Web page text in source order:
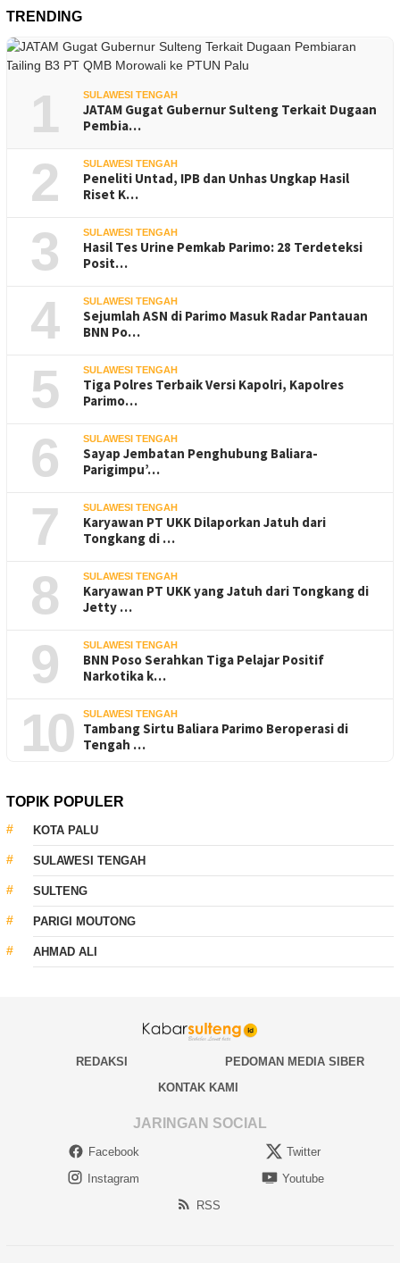
TRENDING
1 SULAWESI TENGAH
JATAM Gugat Gubernur Sulteng Terkait Dugaan
Pembia…
2 SULAWESI TENGAH
Peneliti Untad, IPB dan Unhas Ungkap Hasil
Riset K…
3 SULAWESI TENGAH
Hasil Tes Urine Pemkab Parimo: 28 Terdeteksi
Posit…
4 SULAWESI TENGAH
Sejumlah ASN di Parimo Masuk Radar Pantauan
BNN Po…
5 SULAWESI TENGAH
Tiga Polres Terbaik Versi Kapolri, Kapolres
Parimo…
6 SULAWESI TENGAH
Sayap Jembatan Penghubung Baliara-
Parigimpu’…
7 SULAWESI TENGAH
Karyawan PT UKK Dilaporkan Jatuh dari
Tongkang di …
8 SULAWESI TENGAH
Karyawan PT UKK yang Jatuh dari Tongkang di
Jetty …
9 SULAWESI TENGAH
BNN Poso Serahkan Tiga Pelajar Positif
Narkotika k…
10 SULAWESI TENGAH
Tambang Sirtu Baliara Parimo Beroperasi di
Tengah …
TOPIK POPULER
KOTA PALU
SULAWESI TENGAH
SULTENG
PARIGI MOUTONG
AHMAD ALI
REDAKSI
PEDOMAN MEDIA SIBER
KONTAK KAMI
JARINGAN SOCIAL
Facebook
Twitter
Instagram
Youtube
RSS